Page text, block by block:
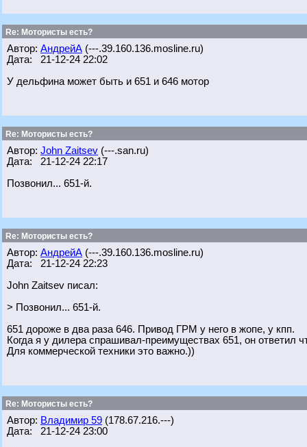
Re: Мотористы есть?
Автор: АндрейА (---.39.160.136.mosline.ru)
Дата: 21-12-24 22:02
У дельфина может быть и 651 и 646 мотор
Re: Мотористы есть?
Автор: John Zaitsev (---.san.ru)
Дата: 21-12-24 22:17
Позвонил... 651-й.
Re: Мотористы есть?
Автор: АндрейА (---.39.160.136.mosline.ru)
Дата: 21-12-24 22:23
John Zaitsev писал:
> Позвонил... 651-й.
651 дороже в два раза 646. Привод ГРМ у него в жопе, у кпп.
Когда я у дилера спрашивал-преимуществах 651, он ответил
Для коммерческой техники это важно.))
Re: Мотористы есть?
Автор: Владимир 59 (178.67.216.---)
Дата: 21-12-24 23:00